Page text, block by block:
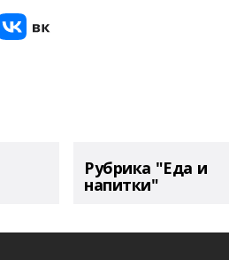
Рубрика "Еда и
напитки"